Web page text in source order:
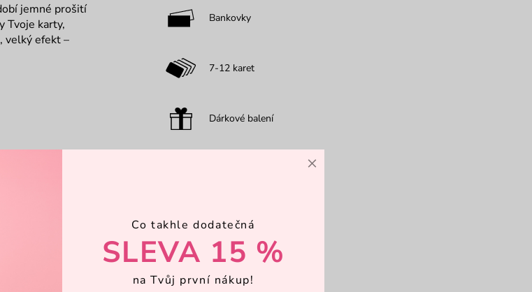
jemné prošití
Tvoje karty,
velký efekt –
Bankovky
7-12 karet
Dárkové balení
×
Co takhle dodatečná
SLEVA 15 %
na Tvůj první nákup!